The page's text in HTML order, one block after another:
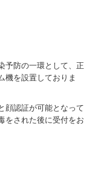
予防の一環として、正
機を設置しておりま
顔認証が可能となって
をされた後に受付をお